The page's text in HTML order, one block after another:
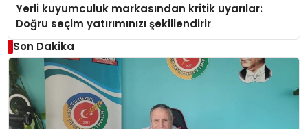
Yerli kuyumculuk markasından kritik uyarılar:
Doğru seçim yatırımınızı şekillendirir
Son Dakika